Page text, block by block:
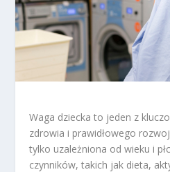
Waga dziecka to jeden z
zdrowia i prawidłowego
tylko uzależniona od wieku i
czynników, takich jak dieta,